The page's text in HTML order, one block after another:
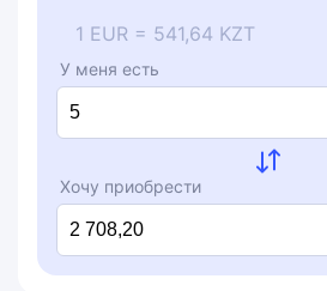
1 EUR = 541,64 KZT
У меня есть
Хочу приобрести